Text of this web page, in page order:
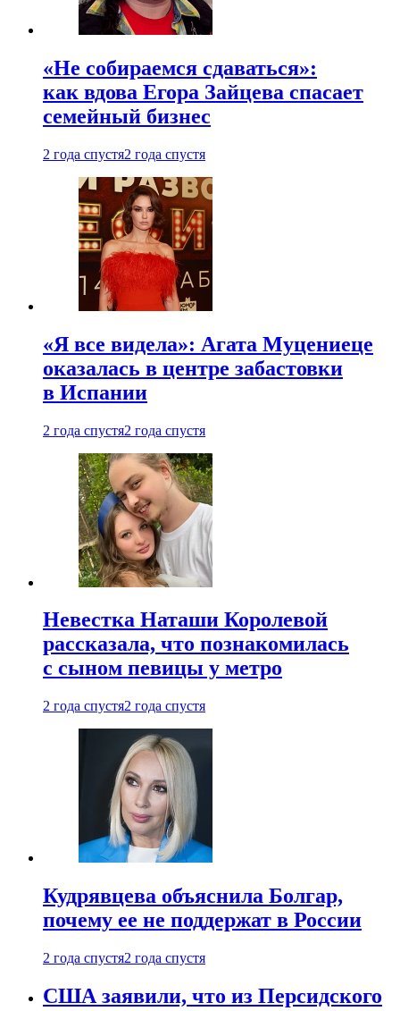
«Не собираемся сдаваться»:
как вдова Егора Зайцева спасает
семейный бизнес
2 года спустя2 года спустя
«Я все видела»: Агата Муцениеце
оказалась в центре забастовки
в Испании
2 года спустя2 года спустя
Невестка Наташи Королевой
рассказала, что познакомилась
с сыном певицы у метро
2 года спустя2 года спустя
Кудрявцева объяснила Болгар,
почему ее не поддержат в России
2 года спустя2 года спустя
США заявили, что из Персидского